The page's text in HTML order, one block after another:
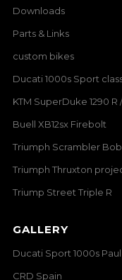
Downloads
Parts & Links
custom bikes
Ducati 1000s Sport
KTM SuperDuke 1290 R
Buell XB12sx Firebolt
Triumph Scrambler
Triumph Thruxton
Triump Street Triple R
GALLERY
Ducati Sport 1000s
CRD Spain